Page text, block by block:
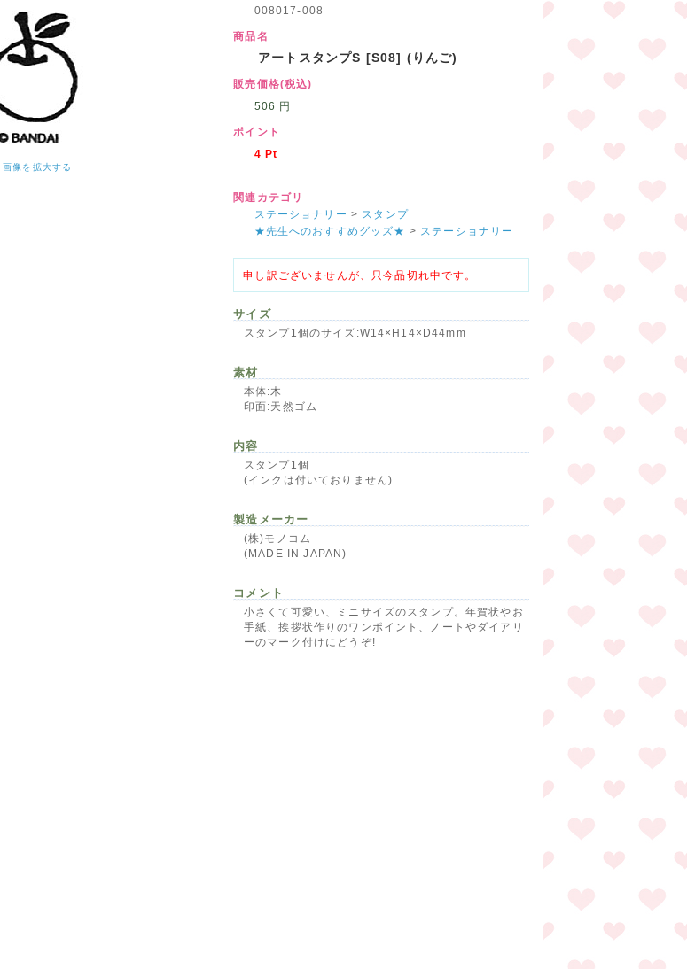
画像を拡大する
008017-008
商品名
アートスタンプS [S08] (りんご)
販売価格(税込)
506 円
ポイント
4 Pt
関連カテゴリ
ステーショナリー > スタンプ
★先生へのおすすめグッズ★ > ステーショナリー
申し訳ございませんが、只今品切れ中です。
サイズ
スタンプ1個のサイズ:W14×H14×D44mm
素材
本体:木
印面:天然ゴム
内容
スタンプ1個
(インクは付いておりません)
製造メーカー
(株)モノコム
(MADE IN JAPAN)
コメント
小さくて可愛い、ミニサイズのスタンプ。年賀状やお
手紙、挨拶状作りのワンポイント、ノートやダイアリ
ーのマーク付けにどうぞ!